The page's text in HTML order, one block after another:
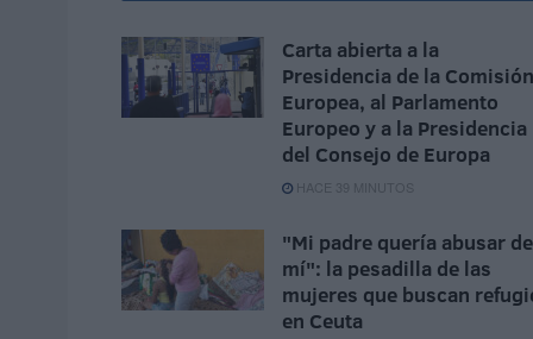
Carta abierta a la
Presidencia de la Comisión
Europea, al Parlamento
Europeo y a la Presidencia
del Consejo de Europa
HACE 39 MINUTOS
"Mi padre quería abusar de
mí": la pesadilla de las
mujeres que buscan
en Ceuta